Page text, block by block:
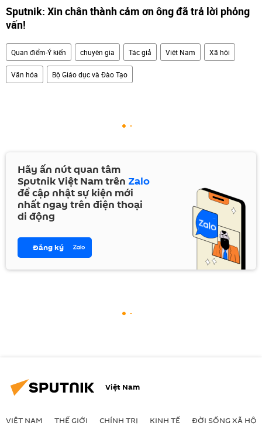
Sputnik: Xin chân thành cảm ơn ông đã trả lời phỏng
vấn!
Quan điểm-Ý kiến chuyên gia Tác giả Việt Nam Xã hội
Văn hóa Bộ Giáo dục và Đào Tạo
Hãy ấn nút quan tâm
Sputnik Việt Nam trên Zalo
để cập nhật sự kiện mới
nhất ngay trên điện thoại
di động
Đăng ký
Việt Nam
VIỆT NAM THẾ GIỚI CHÍNH TRỊ KINH TẾ ĐỜI SỐNG XÃ HỘI